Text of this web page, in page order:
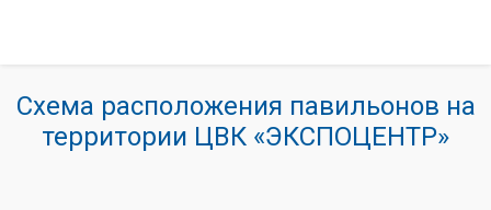
Схема расположения павильонов на
территории ЦВК «ЭКСПОЦЕНТР»